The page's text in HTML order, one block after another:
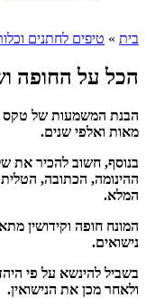
בית » טיפים לחתנים
הכל על החופה
הבנת המשמעות של טקס
מאות ואלפי שנים.
בנוסף, חשוב להכיר את
ההינומה, הכתובה, הטלית
המלא.
המונח חופה וקידושין
נישואים.
בשביל להינשא על פי
ולאחר מכן את הנישואין.